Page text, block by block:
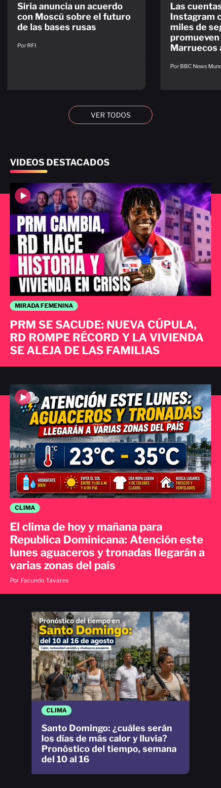
Siria anuncia un acuerdo
con Moscú sobre el futuro
de las bases rusas
Por RFI
Las
Instagram
miles de
Marruecos
Por BBC News
VER TODOS
VIDEOS DESTACADOS
CLIMA
El clima de hoy y mañana para
Republica Dominicana: Atención este
lunes aguaceros y tronadas llegarán a
varias zonas del país
Por Facundo Tavares
MIRADA FEMENINA
PRM SE SACUDE: NUEVA CÚPULA,
RD ROMPE RÉCORD Y LA VIVIENDA
SE ALEJA DE LAS FAMILIAS
CLIMA
Santo Domingo: ¿cuáles serán
los días de más calor y lluvia?
Pronóstico del tiempo, semana
del 10 al 16